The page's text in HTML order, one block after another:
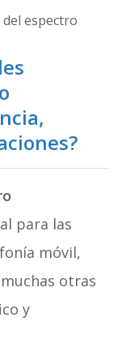
espectro
para las
móvil,
otras
y